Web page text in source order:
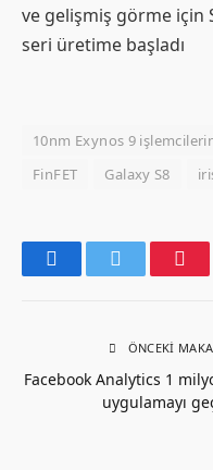
ve gelişmiş görme için
seri üretime başladı
10nm Exynos 9
FinFET
Galaxy S8
FacebookTwitter
ÖNCEKI
Facebook Analytics 1
uygulamayı